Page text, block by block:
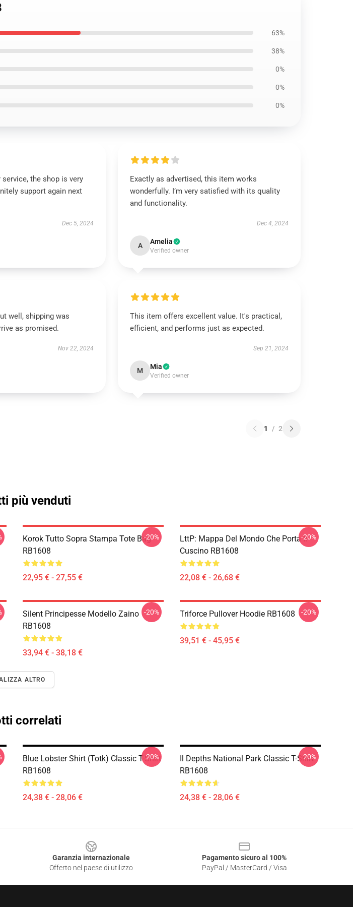
63%
38%
0%
0%
0%
the shop is very
support again next
Dec 5, 2024
Exactly as advertised, this item works
wonderfully. I’m very satisfied with its quality
and functionality.
Dec 4, 2024
A Amelia
Verified owner
well, shipping was
as promised.
Nov 22, 2024
This item offers excellent value. It's practical,
efficient, and performs just as expected.
Sep 21, 2024
M Mia
Verified owner
1 / 2
più venduti
Korok Tutto Sopra Stampa Tote Bag
RB1608
22,95 € - 27,55 €
-20%
LttP: Mappa Del Mondo Che Porta Il
Cuscino RB1608
22,08 € - 26,68 €
-20%
Silent Principesse Modello Zaino
RB1608
33,94 € - 38,18 €
-20% Triforce Pullover Hoodie RB1608
39,51 € - 45,95 €
-20%
ALTRO
correlati
Blue Lobster Shirt (Totk) Classic T-Shirt
RB1608
24,38 € - 28,06 €
-20%
Il Depths National Park Classic T-Shirt
RB1608
24,38 € - 28,06 €
-20%
Garanzia internazionale
Offerto nel paese di utilizzo
Pagamento sicuro al 100%
PayPal / MasterCard / Visa